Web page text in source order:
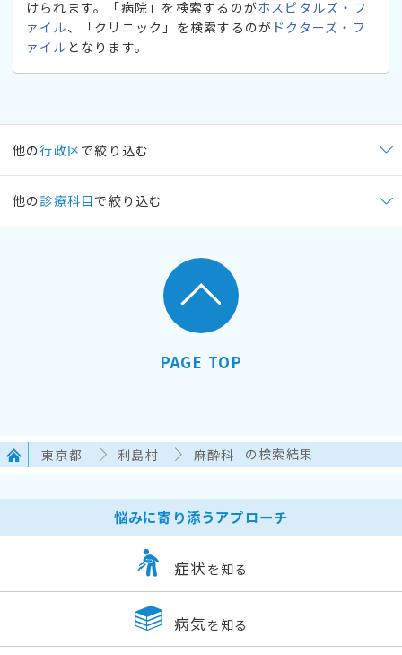
けられます。「病院」を検索するのがホスピタルズ・フ
ァイル、「クリニック」を検索するのが ドクターズ・フ
ァイル となります。
他の行政区で絞り込む
他の 診療科目で絞り込む
PAGE TOP
東京都 利島村 麻酔科 の検索結果
悩みに寄り添うアプローチ
症状 を知る
病気 を知る